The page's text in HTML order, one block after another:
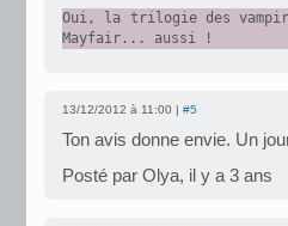
Oui, la trilogie des
Mayfair... aussi !
13/12/2012 à 11:00 | #5
Ton avis donne envie. Un
Posté par Olya, il y a 3 ans